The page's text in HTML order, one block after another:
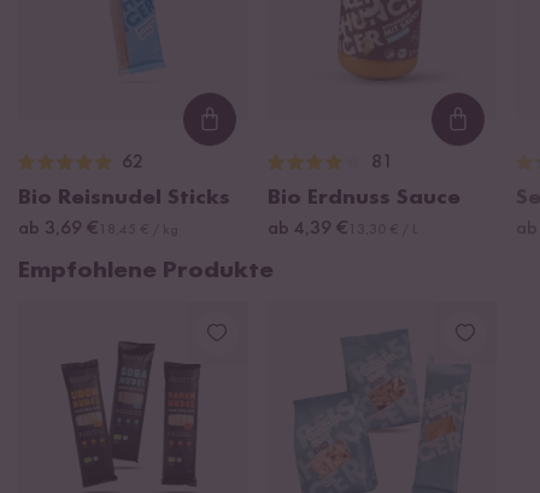
Loading...
62
Bio Reisnudel Sticks
ab 3,69 €
81
Bio Erdnuss Sauce
ab 4,39 €
Empfohlene Produkte